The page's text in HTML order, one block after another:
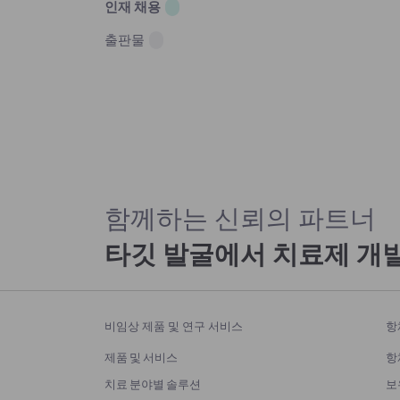
인재 채용
출판물
함께하는 신뢰의 파트너
타깃 발굴에서 치료제 개
비임상 제품 및 연구 서비스
제품 및 서비스
치료 분야별 솔루션
항